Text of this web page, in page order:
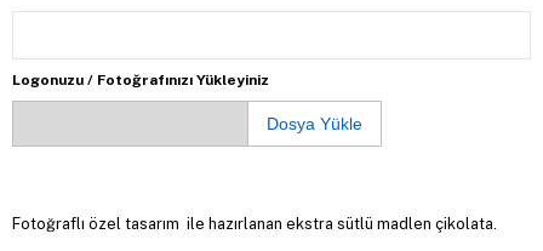
Logonuzu / Fotoğrafınızı Yükleyiniz
Dosya Yükle
Fotoğraflı özel tasarım ile hazırlanan ekstra sütlü madlen çikolata.